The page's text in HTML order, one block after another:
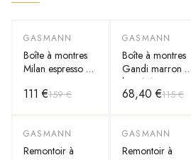
-30%
GASMANN
Boîte à montres
Milan espresso à
en bois massif
111 €159 €
-40%
GASMANN
Boîte à montres
Gandi marron en
bois à 12
compartiments et
68,40 €115 €
-35%
GASMANN
Remontoir à
-30%
GASMANN
Remontoir à